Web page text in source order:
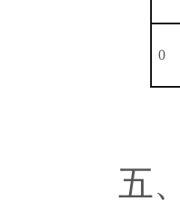
0
五